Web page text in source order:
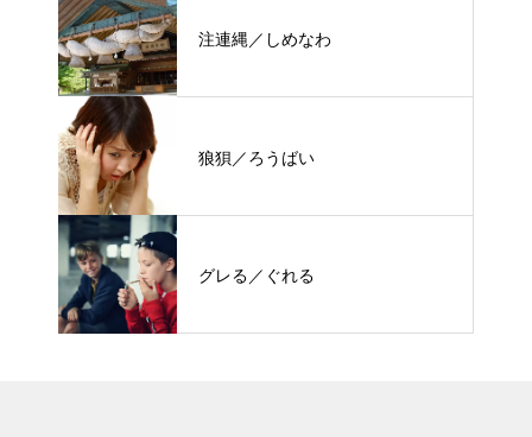
注連縄／しめなわ
狼狽／ろうばい
グレる／ぐれる